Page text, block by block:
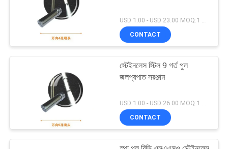
PRIVACY
POLICY
মিউজিকাল ফোয়ারা প্রকল্প
18
USD 1.00 - USD 23.00 MOQ:1 সেট
CONTACT
স্টেইনলেস স্টিল 9 গর্ত পুল
জলপ্রপাত সরঞ্জাম
CONTACT